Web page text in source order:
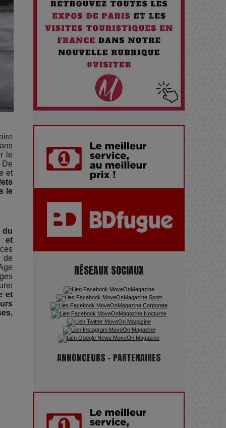
le
De
et
le
du
et
de
et
Santé quand on Roule toute la
Journée
Pourquoi les Petites
Entreprises Créatives Deviennent
les Cibles des Hackers
Quand l'Opéra Rencontre l'IA :
Lola Volonakis, l'Artiste du
Paradoxe qui Chante le Futur
Chien 51 - Quand l’IA prend le
pouvoir : une plongée dans un
futur troublant
Kazakhstan”, célèbre ses 30 ans
de carrière à la Salle Gaveau
Les dessous de la fast fashion
: un désastre écologique en
Photographes de Stars
RÉSEAUX SOCIAUX
ANNONCEURS - PARTENAIRES